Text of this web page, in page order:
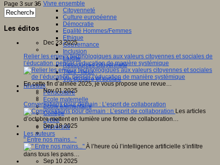
Vivre ensemble
Citoyenneté
Culture européenne
Démocratie
Egalité Hommes/Femmes
Ethique
Gouvernance
Inclusion
Laïcité
Ressources citoyenneté
Tiers - lieux
Vie scolaire et sociale
Niveaux
Périscolaire
Ecole maternelle
Ecole élémentaire
Collège
Lycée
Université
Les auteurs
Page 3 sur 35
Les éditos
Dec 23 2025
Relier les enjeux technologiques aux valeurs citoyennes et sociales de
l’éducation, penser l'éducation de manière systémique
En cette fin d’année 2025, je vous propose une revue…
Nov 01 2025
Conversations pour demain : L’esprit de collaboration
Les articles
d’octobre mettent en lumière une forme de collaboration…
Sep 18 2025
" Entre nos mains..."
À l’heure où l’intelligence artificielle s’infiltre
dans tous les pans…
Sep 10 2025